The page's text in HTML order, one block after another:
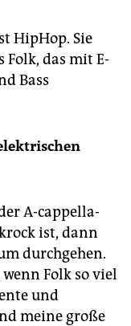
HipHop. Sie
das mit E-
Bass
A-cappella-
ist, dann
durchgehen.
Folk so viel
und
meine große